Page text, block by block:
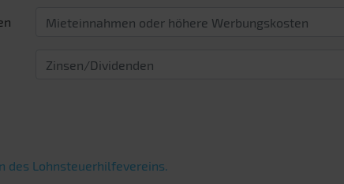
des Lohnsteuerhilfevereins.